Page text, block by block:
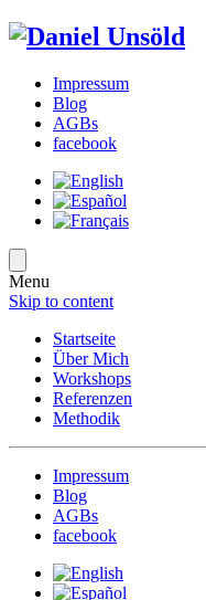
Impressum
Blog
AGBs
facebook
Menu
Skip to content
Startseite
Über Mich
Workshops
Referenzen
Methodik
Impressum
Blog
AGBs
facebook